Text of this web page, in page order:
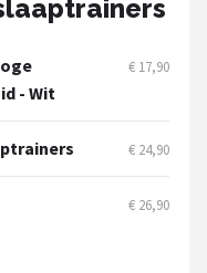
- Wit
€ 17,90
€ 24,90
€ 26,90